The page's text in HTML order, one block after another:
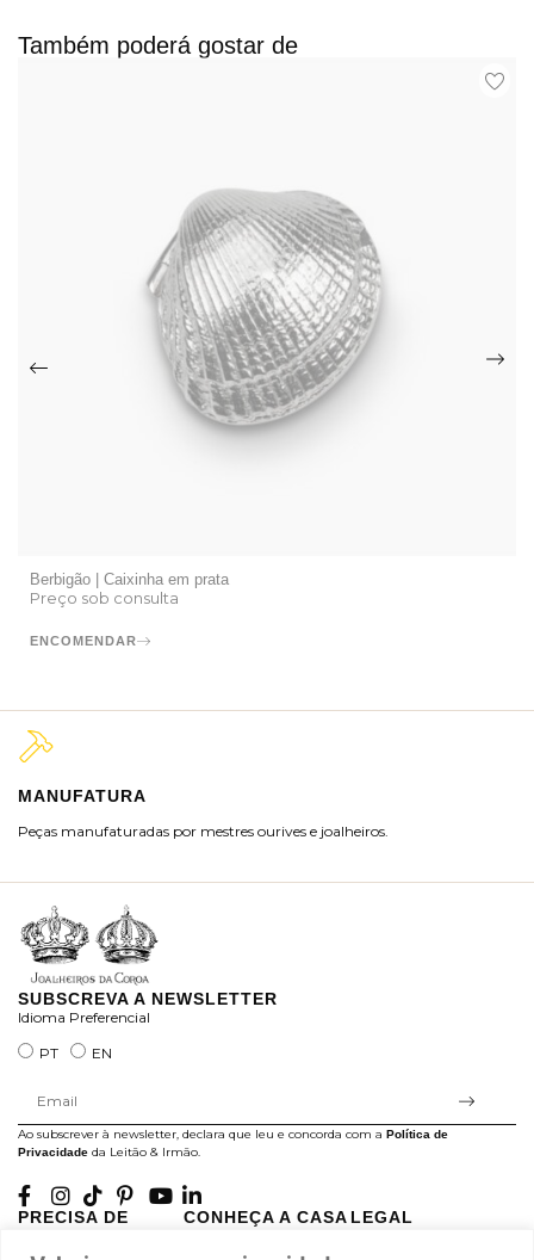
Também poderá gostar de
Berbigão | Caixinha em prata
Preço sob consulta
ENCOMENDAR
MANUFATURA
Peças manufaturadas por mestres ourives e joalheiros.
SUBSCREVA A NEWSLETTER
Idioma Preferencial
PT
EN
Ao subscrever à newsletter, declara que leu e concorda com a Política de
Privacidade da Leitão & Irmão.
PRECISA DE
CONHEÇA A CASA LEGAL